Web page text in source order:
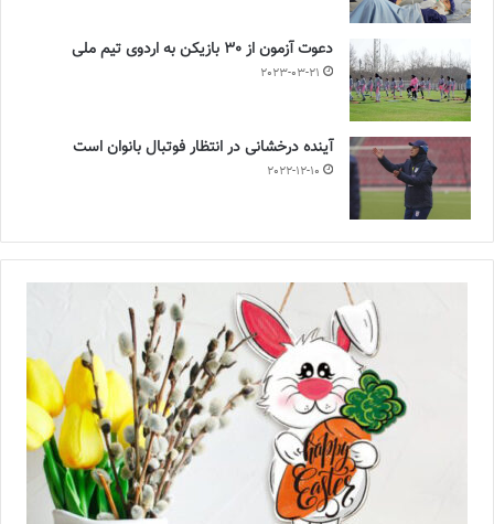
دعوت آزمون از 30 بازیکن به اردوی تیم ملی
2023-03-21
آینده درخشانی در انتظار فوتبال بانوان است
2022-12-10